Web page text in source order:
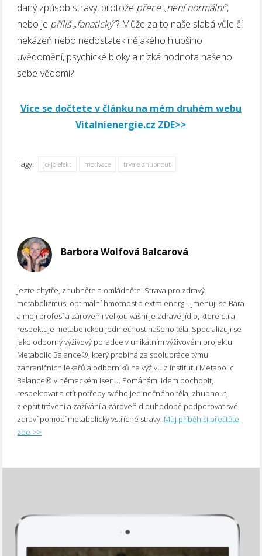
daný způsob stravy, protože přece „není normální“,
nebo je příliš „fanatický“? Může za to naše slabá vůle či
nekázeň nebo nedostatek nějakého hlubšího
uvědomění, psychické bloky a nízká hodnota našeho
sebe-vědomí?
Více se dočtete v článku na mém druhém webu
Vitalnienergie.cz ZDE>>
Tagy: jo-jo efekt motivace trvale zhubnout
Barbora Wolfová Balcarová
Jezte chytře, zhubněte a omládněte! Strava pro zdravý
metabolizmus, optimální hmotnost a extra energii. Jmenuji se Bára
a mojí profesí a zároveň i velkou vášní je zdravé jídlo, které ctí a
respektuje metabolickou jedinečnost našeho těla. Specializuji se
jako odborný výživový poradce v unikátním výživovém projektu
Metabolic Balance®, který probíhá za spolupráce týmu
zahraničních lékařů a odborníků na výživu z institutu Metabolic
Balance® v německém Isenu. Pomáhám lidem pochopit,
respektovat a ctít potřeby svého jedinečného těla, zhubnout,
zlepšit trávení a zažívání a zároveň dlouhodobě podporovat své
zdraví pomocí metabolicky vstřícné stravy. Můj příběh si přečtěte
zde >>